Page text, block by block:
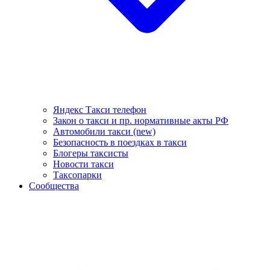
Яндекс Такси телефон
Закон о такси и пр. нормативные акты РФ
Автомобили такси (new)
Безопасность в поездках в такси
Блогеры таксисты
Новости такси
Таксопарки
Сообщества